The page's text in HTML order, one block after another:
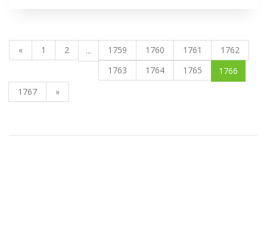
« 1 2 ... 1759 1760 1761
1762
1763
1764 1765
1766
1767
»